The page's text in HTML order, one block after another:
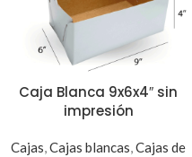
Caja Blanca 9x6x4″ sin
impresión
Cajas,Cajas blancas,Cajas de